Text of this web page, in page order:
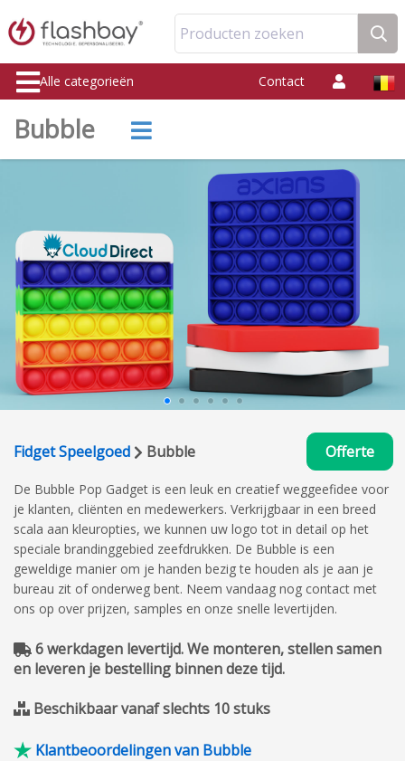
Producten zoeken
Alle categorieën Contact
Bubble
Fidget Speelgoed Bubble Offerte
De Bubble Pop Gadget is een leuk en creatief weggeefidee voor
je klanten, cliënten en medewerkers. Verkrijgbaar in een breed
scala aan kleuropties, we kunnen uw logo tot in detail op het
speciale brandinggebied zeefdrukken. De Bubble is een
geweldige manier om je handen bezig te houden als je aan je
bureau zit of onderweg bent. Neem vandaag nog contact met
ons op over prijzen, samples en onze snelle levertijden.
6 werkdagen levertijd. We monteren, stellen samen
en leveren je bestelling binnen deze tijd.
Beschikbaar vanaf slechts 10 stuks
Klantbeoordelingen van Bubble